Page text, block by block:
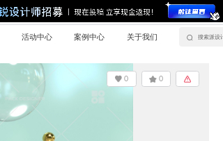
活动中心 案例中心 关于我们
0
0